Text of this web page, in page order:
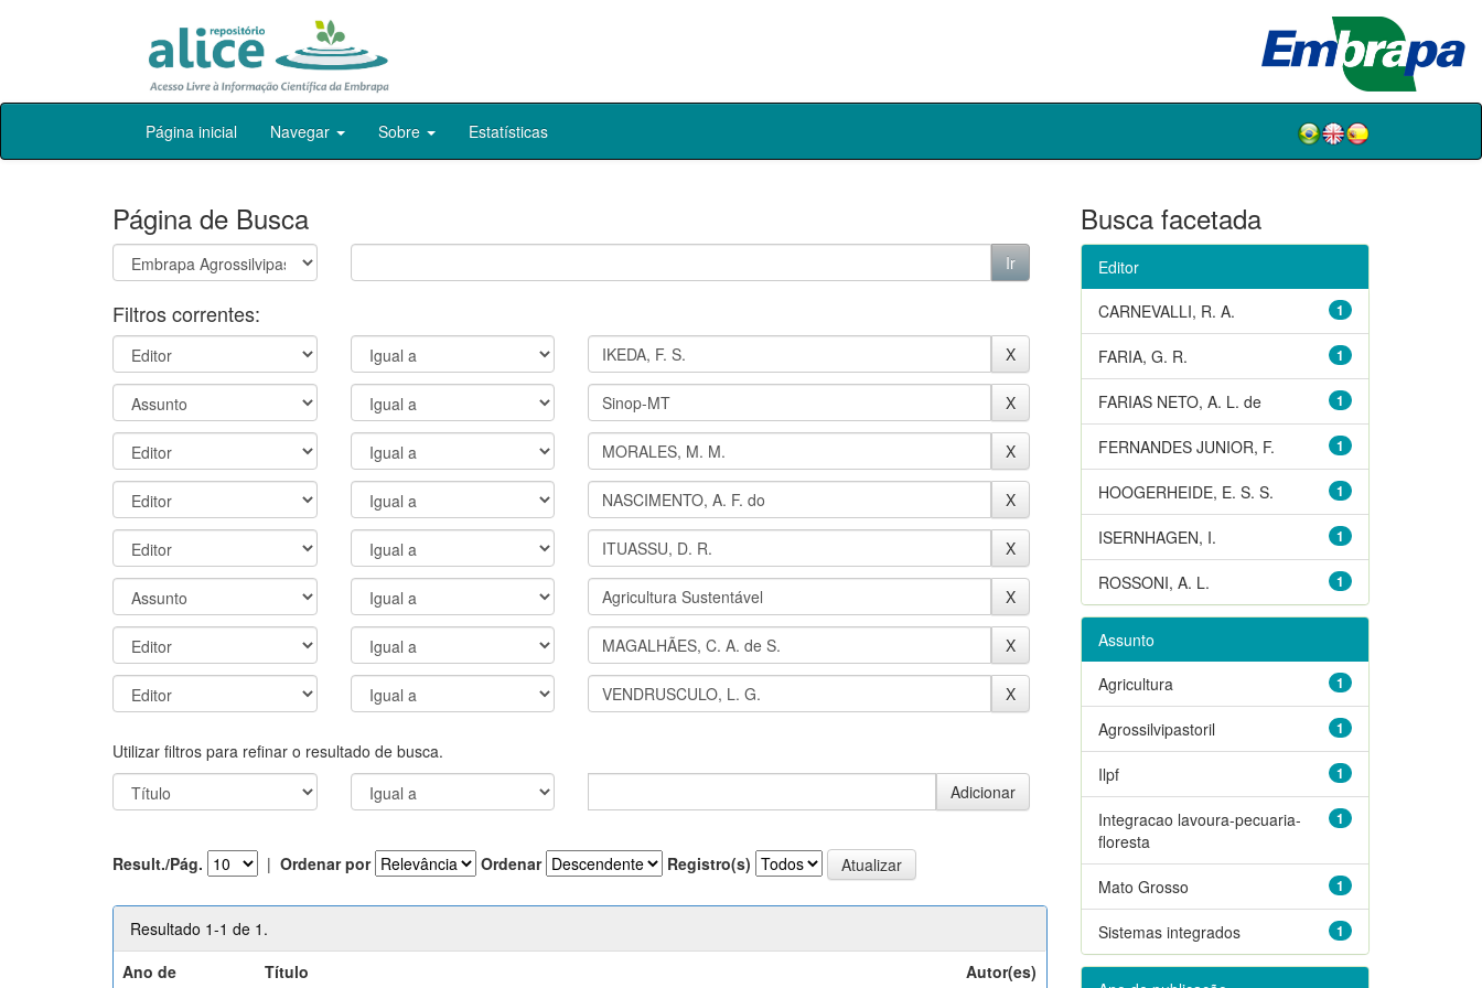
Skip
Página inicial Navegar Sobre Estatísticas
Página de Busca
Filtros correntes:
Utilizar filtros para refinar o resultado de busca.
Result./Pág. | Ordenar por Ordenar Registro(s)
Resultado 1-1 de 1.
Ano de
Título Autor(es)
Busca facetada
Editor
1
CARNEVALLI, R. A.
1
FARIA, G. R.
1
FARIAS NETO, A. L. de
1
FERNANDES JUNIOR, F.
1
HOOGERHEIDE, E. S. S.
1
ISERNHAGEN, I.
1
ROSSONI, A. L.
Assunto
1
Agricultura
1
Agrossilvipastoril
1
Ilpf
1
Integracao lavoura-pecuaria-
floresta
1
Mato Grosso
1
Sistemas integrados